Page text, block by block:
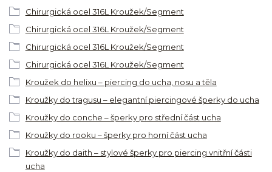
Chirurgická ocel 316L Kroužek/Segment
Chirurgická ocel 316L Kroužek/Segment
Chirurgická ocel 316L Kroužek/Segment
Chirurgická ocel 316L Kroužek/Segment
Kroužek do helixu – piercing do ucha, nosu a těla
Kroužky do tragusu – elegantní piercingové šperky do ucha
Kroužky do conche – šperky pro střední část ucha
Kroužky do rooku – šperky pro horní část ucha
Kroužky do daith – stylové šperky pro piercing vnitřní části
ucha